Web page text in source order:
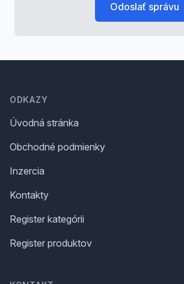
Odoslať správu
ODKAZY
Úvodná stránka
Obchodné podmienky
Inzercia
Kontakty
Register kategórii
Register produktov